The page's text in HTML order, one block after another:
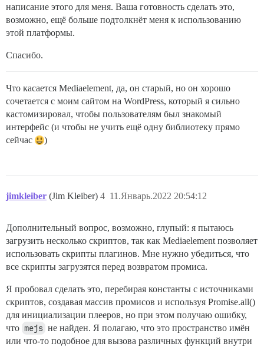
написание этого для меня. Ваша готовность сделать это,
возможно, ещё больше подтолкнёт меня к использованию
этой платформы.
Спасибо.
Что касается Mediaelement, да, он старый, но он хорошо
сочетается с моим сайтом на WordPress, который я сильно
кастомизировал, чтобы пользователям был знакомый
интерфейс (и чтобы не учить ещё одну библиотеку прямо
сейчас
)
jimkleiber (Jim Kleiber) 11.Январь.2022 20:54:12
4
Дополнительный вопрос, возможно, глупый: я пытаюсь
загрузить несколько скриптов, так как Mediaelement позволяет
использовать скрипты плагинов. Мне нужно убедиться, что
все скрипты загрузятся перед возвратом промиса.
Я пробовал сделать это, перебирая константы с источниками
скриптов, создавая массив промисов и используя Promise.all()
для инициализации плееров, но при этом получаю ошибку,
что mejs не найден. Я полагаю, что это пространство имён
или что-то подобное для вызова различных функций внутри